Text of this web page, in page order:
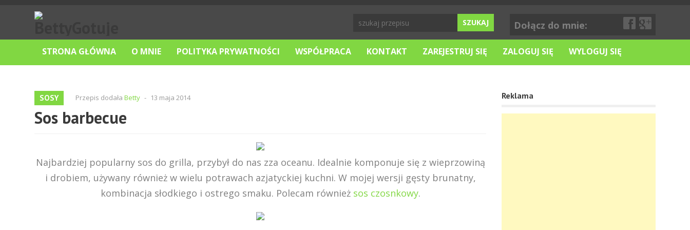
Dołącz do mnie:
STRONA GŁÓWNA O MNIE POLITYKA PRYWATNOŚCI WSPÓŁPRACA KONTAKT ZAREJESTRUJ SIĘ ZALOGUJ SIĘ WYLOGUJ SIĘ
SOSY Przepis dodała Betty - 13 maja 2014
Sos barbecue
Najbardziej popularny sos do grilla, przybył do nas zza oceanu. Idealnie komponuje się z wieprzowiną
i drobiem, używany również w wielu potrawach azjatyckiej kuchni. W mojej wersji gęsty brunatny,
kombinacja słodkiego i ostrego smaku. Polecam również sos czosnkowy.
Reklama